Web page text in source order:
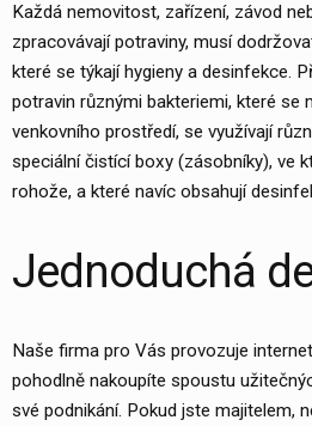
Každá nemovitost, zařízení, závod
zpracovávají potraviny, musí
které se týkají hygieny a desinfekce.
potravin různými bakteriemi, které se
venkovního prostředí, se využívají
speciální čistící boxy (zásobníky), ve
rohože, a které navíc obsahují
Jednoduchá
Naše firma pro Vás provozuje
pohodlně nakoupíte spoustu
své podnikání. Pokud jste majitelem,